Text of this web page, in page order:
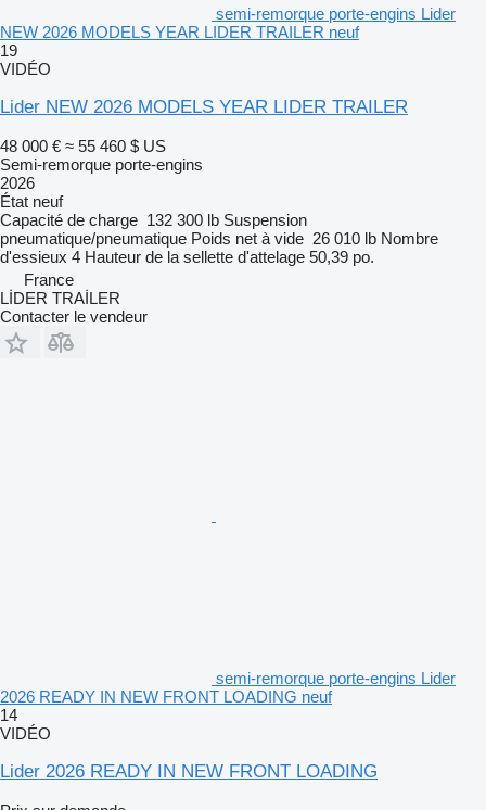
semi-remorque porte-engins Lider
NEW 2026 MODELS YEAR LIDER TRAILER neuf
19
VIDÉO
Lider NEW 2026 MODELS YEAR LIDER TRAILER
48 000 € ≈ 55 460 $ US
Semi-remorque porte-engins
2026
État neuf
Capacité de charge 132 300 lb Suspension
pneumatique/pneumatique Poids net à vide 26 010 lb Nombre
d'essieux 4 Hauteur de la sellette d'attelage 50,39 po.
France
LİDER TRAİLER
Contacter le vendeur
semi-remorque porte-engins Lider
2026 READY IN NEW FRONT LOADING neuf
14
VIDÉO
Lider 2026 READY IN NEW FRONT LOADING